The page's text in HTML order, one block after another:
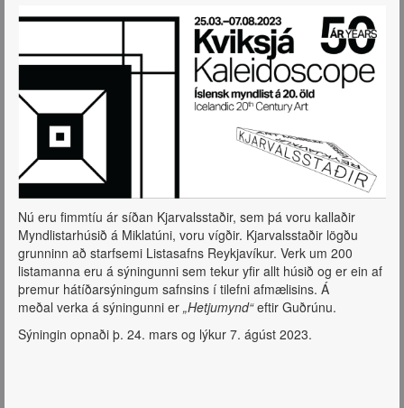
Nú eru fimmtíu ár síðan Kjarvalsstaðir, sem þá voru kallaðir
Myndlistarhúsið á Miklatúni, voru vígðir. Kjarvalsstaðir lögðu
grunninn að starfsemi Listasafns Reykjavíkur. Verk um 200
listamanna eru á sýningunni sem tekur yfir allt húsið og er ein af
þremur hátíðarsýningum safnsins í tilefni afmælisins. Á
meðal verka á sýningunni er „Hetjumynd“eftir Guðrúnu.
Sýningin opnaði þ. 24. mars og lýkur 7. ágúst 2023.